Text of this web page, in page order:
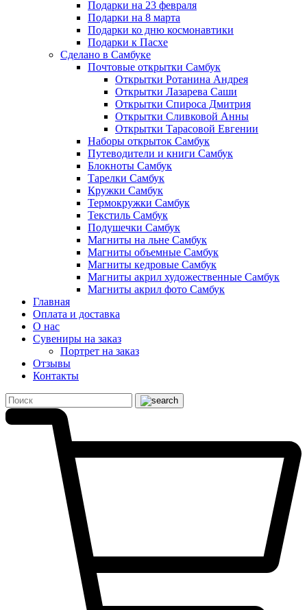
Подарки на 23 февраля
Подарки на 8 марта
Подарки ко дню космонавтики
Подарки к Пасхе
Сделано в Самбуке
Почтовые открытки Самбук
Открытки Ротанина Андрея
Открытки Лазарева Саши
Открытки Спироса Дмитрия
Открытки Сливковой Анны
Открытки Тарасовой Евгении
Наборы открыток Самбук
Путеводители и книги Самбук
Блокноты Самбук
Тарелки Самбук
Кружки Самбук
Термокружки Самбук
Текстиль Самбук
Подушечки Самбук
Магниты на льне Самбук
Магниты объемные Самбук
Магниты кедровые Самбук
Магниты акрил художественные Самбук
Магниты акрил фото Самбук
Главная
Оплата и доставка
О нас
Сувениры на заказ
Портрет на заказ
Отзывы
Контакты